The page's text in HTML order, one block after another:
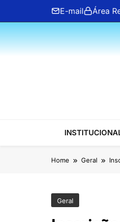
content
E-mail Área
Home Geral
Geral